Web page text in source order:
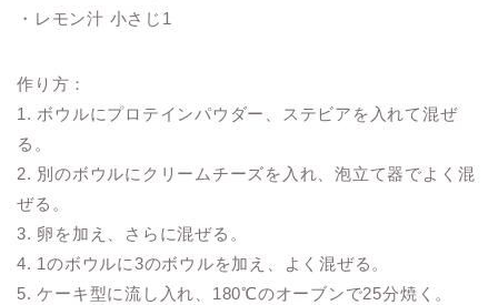
・レモン汁 小さじ1
作り方：
1. ボウルにプロテインパウダー、ステビアを入れて混ぜ
る。
2. 別のボウルにクリームチーズを入れ、泡立て器でよく混
ぜる。
3. 卵を加え、さらに混ぜる。
4. 1のボウルに3のボウルを加え、よく混ぜる。
5. ケーキ型に流し入れ、180℃のオーブンで25分焼く。